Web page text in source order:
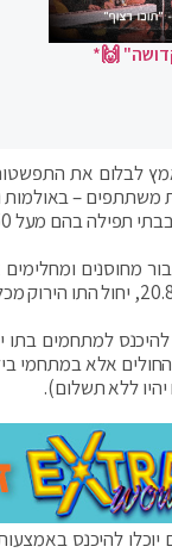
🙌*
לבלום את
משתתפים – באולמות
בהם מעל 50 מתפללים.
מחוסנים
אלא במתחמי